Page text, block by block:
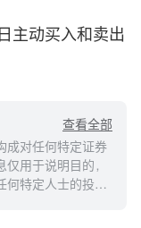
主动买入和卖出
查看全部
成对任何特定证券
用于说明目的，
何特定人士的投资